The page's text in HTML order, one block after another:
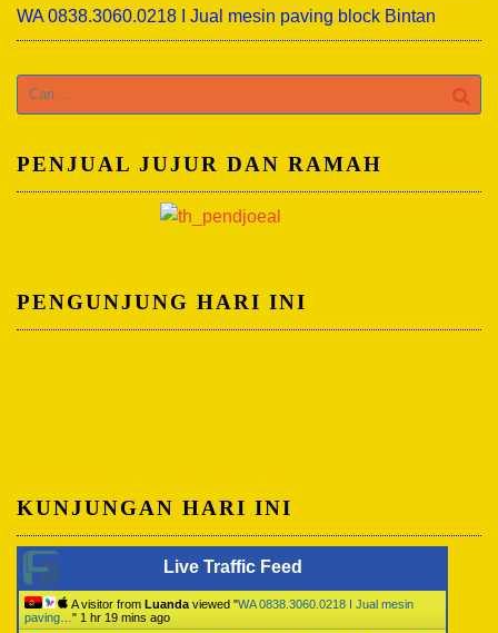
WA 0838.3060.0218 I Jual mesin paving block Bintan
Cari
untuk:
PENJUAL JUJUR DAN RAMAH
PENGUNJUNG HARI INI
KUNJUNGAN HARI INI
Live Traffic Feed
A visitor from Luanda viewed "WA 0838.3060.0218 I Jual mesin
paving… " 1 hr 19 mins ago